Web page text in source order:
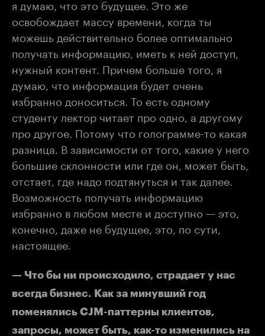
я думаю, что это будущее. Это же
освобождает массу времени, когда ты
можешь действительно более оптимально
получать информацию, иметь к ней доступ,
нужный контент. Причем больше того, я
думаю, что информация будет очень
избранно доноситься. То есть одному
студенту лектор читает про одно, а другому
про другое. Потому что голограмме-то какая
разница. В зависимости от того, какие у него
большие склонности или где он, может быть,
отстает, где надо подтянуться и так далее.
Возможность получать информацию
избранно в любом месте и доступно — это,
конечно, даже не будущее, это, по сути,
настоящее.
— Что бы ни происходило, страдает у нас
всегда бизнес. Как за минувший год
поменялись CJM-паттерны клиентов,
запросы, может быть, как-то изменились на